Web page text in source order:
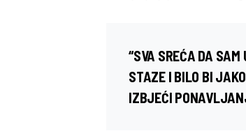
“SVA SREĆA DA
STAZE I BILO BI
IZBJEĆI